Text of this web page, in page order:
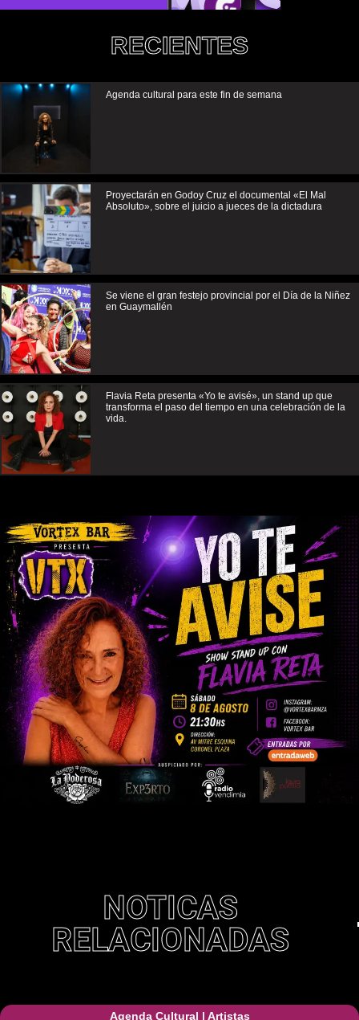
RECIENTES
Agenda cultural para este fin de semana
Proyectarán en Godoy Cruz el documental «El Mal
Absoluto», sobre el juicio a jueces de la dictadura
Se viene el gran festejo provincial por el Día de la Niñez
en Guaymallén
Flavia Reta presenta «Yo te avisé», un stand up que
transforma el paso del tiempo en una celebración de la
vida.
NOTICAS
RELACIONADAS
Agenda Cultural | Artistas